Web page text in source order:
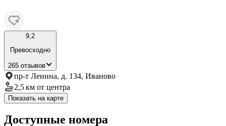
9,2
Превосходно
265 отзывов
пр-т Ленина, д. 134, Иваново
2,5 км от центра
Показать на карте
Доступные номера